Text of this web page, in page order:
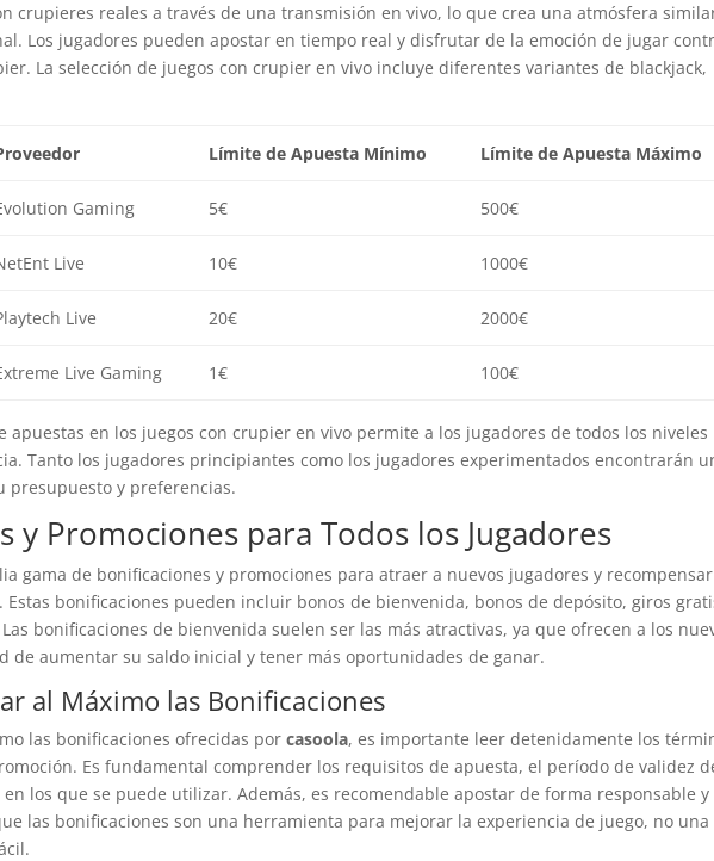
crupieres reales a través de una transmisión en vivo, lo que crea una atmósfera
Los jugadores pueden apostar en tiempo real y disfrutar de la emoción de jugar
La selección de juegos con crupier en vivo incluye diferentes variantes de blackjack,
Límite de Apuesta Mínimo Límite de Apuesta Máximo
Gaming 5€ 500€
Live 10€ 1000€
Live 20€ 2000€
Live Gaming 1€ 100€
apuestas en los juegos con crupier en vivo permite a los jugadores de todos los niveles
Tanto los jugadores principiantes como los jugadores experimentados encontrarán
presupuesto y preferencias.
y Promociones para Todos los Jugadores
gama de bonificaciones y promociones para atraer a nuevos jugadores y
Estas bonificaciones pueden incluir bonos de bienvenida, bonos de depósito, giros
bonificaciones de bienvenida suelen ser las más atractivas, ya que ofrecen a los
de aumentar su saldo inicial y tener más oportunidades de ganar.
al Máximo las Bonificaciones
las bonificaciones ofrecidas porcasoola, es importante leer detenidamente los
Es fundamental comprender los requisitos de apuesta, el período de validez
los que se puede utilizar. Además, es recomendable apostar de forma responsable y
las bonificaciones son una herramienta para mejorar la experiencia de juego, no una